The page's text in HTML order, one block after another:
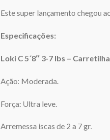
Este super lançamento chegou
Especificações:
Loki C 5´8″ 3-7 lbs – Carretilha
Ação: Moderada.
Força: Ultra leve.
Arremessa iscas de 2 a 7 gr.